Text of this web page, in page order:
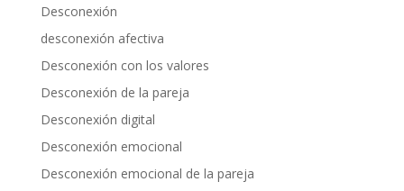
Desconexión
desconexión afectiva
Desconexión con los valores
Desconexión de la pareja
Desconexión digital
Desconexión emocional
Desconexión emocional de la pareja